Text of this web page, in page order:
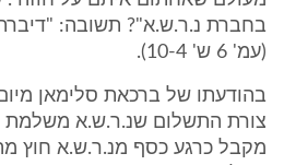
בחברת נ.ר.ש.א"? תשובה:
(עמ' 6 ש' 10-4).
צורת התשלום שנ.ר.ש.א משלמת
מקבל כרגע כסף מנ.ר.ש.א חוץ